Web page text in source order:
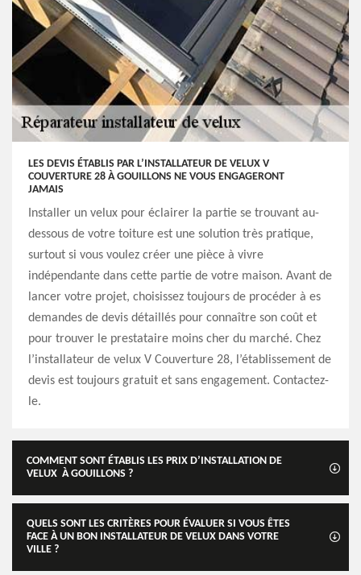
LES DEVIS ÉTABLIS PAR L’INSTALLATEUR DE VELUX V
COUVERTURE 28 À GOUILLONS NE VOUS ENGAGERONT
JAMAIS
Installer un velux pour éclairer la partie se trouvant au-
dessous de votre toiture est une solution très pratique,
surtout si vous voulez créer une pièce à vivre
indépendante dans cette partie de votre maison. Avant de
lancer votre projet, choisissez toujours de procéder à es
demandes de devis détaillés pour connaître son coût et
pour trouver le prestataire moins cher du marché. Chez
l’installateur de velux V Couverture 28, l’établissement de
devis est toujours gratuit et sans engagement. Contactez-
le.
COMMENT SONT ÉTABLIS LES PRIX D’INSTALLATION DE
VELUX À GOUILLONS ?
QUELS SONT LES CRITÈRES POUR ÉVALUER SI VOUS ÊTES
FACE À UN BON INSTALLATEUR DE VELUX DANS VOTRE
VILLE ?